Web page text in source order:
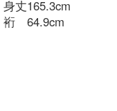
身丈165.3cm
裄 64.9cm